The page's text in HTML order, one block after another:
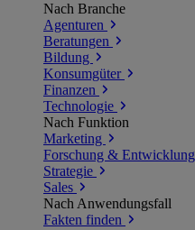
Nach Branche
Agenturen
Beratungen
Bildung
Konsumgüter
Finanzen
Technologie
Nach Funktion
Marketing
Forschung & Entwicklung
Strategie
Sales
Nach Anwendungsfall
Fakten finden